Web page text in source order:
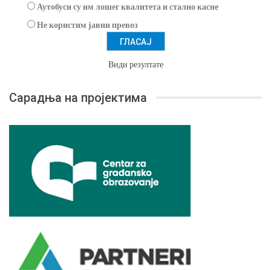
Аутобуси су им лошег квалитета и стално касне
Не користим јавни превоз
Види резултате
Сарадња на пројектима